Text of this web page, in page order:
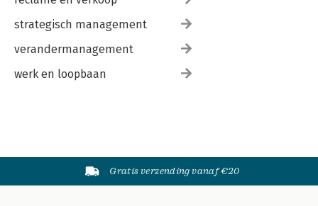
strategisch management
verandermanagement
werk en loopbaan
Gratis verzending vanaf €20